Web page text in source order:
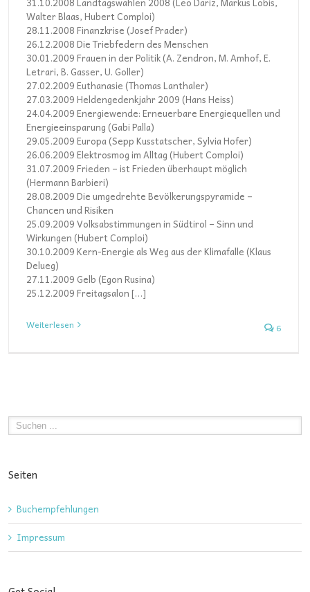
Walter Blaas, Hubert Comploi)
28.11.2008 Finanzkrise (Josef Prader)
26.12.2008 Die Triebfedern des Menschen
30.01.2009 Frauen in der Politik (A. Zendron, M. Amhof, E.
Letrari, B. Gasser, U. Goller)
27.02.2009 Euthanasie (Thomas Lanthaler)
27.03.2009 Heldengedenkjahr 2009 (Hans Heiss)
24.04.2009 Energiewende: Erneuerbare Energiequellen und
Energieeinsparung (Gabi Palla)
29.05.2009 Europa (Sepp Kusstatscher, Sylvia Hofer)
26.06.2009 Elektrosmog im Alltag (Hubert Comploi)
31.07.2009 Frieden – ist Frieden überhaupt möglich
(Hermann Barbieri)
28.08.2009 Die umgedrehte Bevölkerungspyramide –
Chancen und Risiken
25.09.2009 Volksabstimmungen in Südtirol – Sinn und
Wirkungen (Hubert Comploi)
30.10.2009 Kern-Energie als Weg aus der Klimafalle (Klaus
Delueg)
27.11.2009 Gelb (Egon Rusina)
25.12.2009 Freitagsalon […]
Weiterlesen 6
Seiten
Buchempfehlungen
Impressum